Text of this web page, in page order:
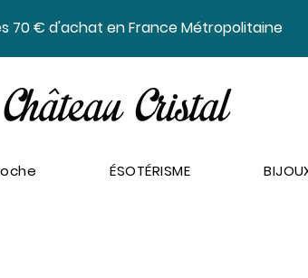
70 € d'achat en France Métropolitaine
ÉSOTÉRISME